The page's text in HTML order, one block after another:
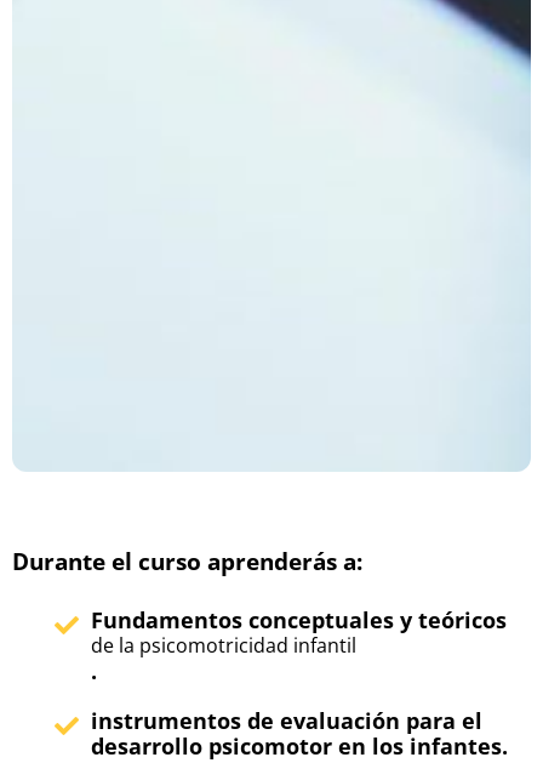
Durante el curso aprenderás a:
Fundamentos conceptuales y teóricos
de la psicomotricidad infantil
.
instrumentos de evaluación para el
desarrollo psicomotor en los infantes.